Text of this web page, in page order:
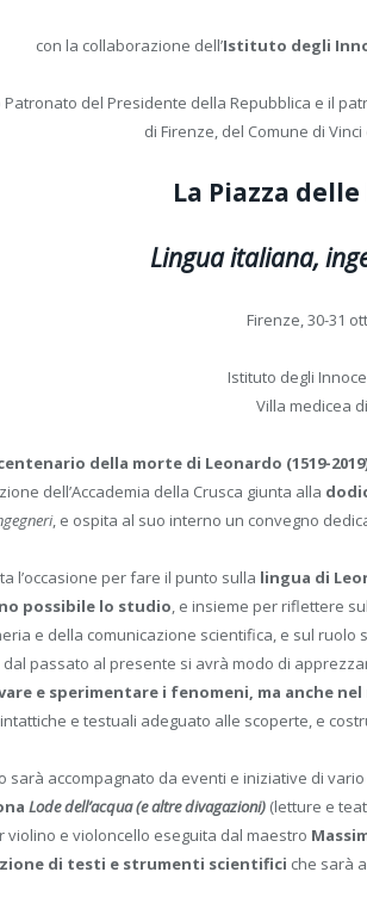
con la collaborazione dell’Istituto degli
Patronato del Presidente della Repubblica e il
di Firenze, del Comune di
La Piazza
Lingua italiana,
Firenze, 30-31
Istituto degli
Villa medicea
della morte di Leonardo (1519-
dell’Accademia della Crusca giunta alla
, e ospita al suo interno un convegno
l’occasione per fare il punto sulla lingua di
possibile lo studio, e insieme per riflettere
e della comunicazione scientifica, e sul
dal passato al presente si avrà modo di
e sperimentare i fenomeni, ma anche
e testuali adeguato alle scoperte, e
sarà accompagnato da eventi e iniziative di
Lode dell’acqua (e altre divagazioni) (letture e
violino e violoncello eseguita dal maestro
di testi e strumenti scientifici che sarà